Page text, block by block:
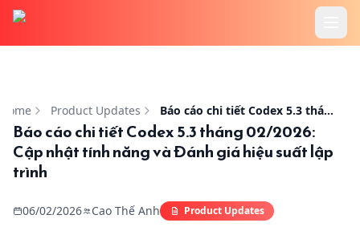
Tính Năng
Cookbook
Home Product Updates Báo cáo chi tiết Codex 5.3 tháng 02/2026: Cập nhật tính năng và Đánh giá hiệu suất lập trình
Báo cáo chi tiết Codex 5.3 tháng 02/2026:
Cập nhật tính năng và Đánh giá hiệu suất lập
trình
06/02/2026 Cao Thế Anh Product Updates